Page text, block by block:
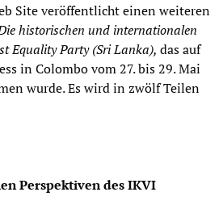
Site veröffentlicht einen weiteren
historischen und internationalen
Equality Party (Sri Lanka), das auf
in Colombo vom 27. bis 29. Mai
wurde. Es wird in zwölf Teilen
Perspektiven des IKVI